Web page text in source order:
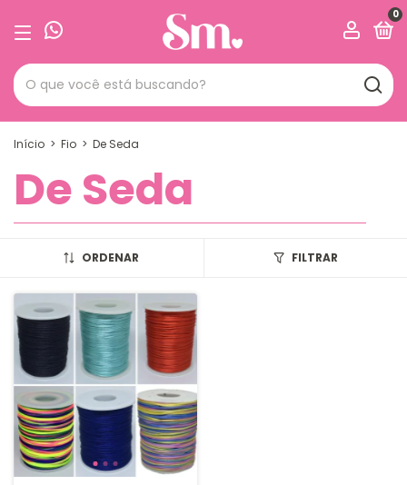
0
Início > Fio > De Seda
De Seda
ORDENAR FILTRAR